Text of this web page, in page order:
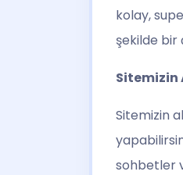
kolay,
şekilde
Sitemizin
Sitemizin
sohbetler